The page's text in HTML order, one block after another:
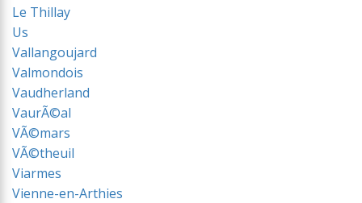
Le Thillay
Us
Vallangoujard
Valmondois
Vaudherland
VaurÃ©al
VÃ©mars
VÃ©theuil
Viarmes
Vienne-en-Arthies